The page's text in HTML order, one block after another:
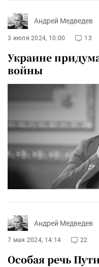
Андрей Медведев
3 июля 2024, 10:00 13
Украине
войны
Андрей Медведев
7 мая 2024, 14:14 22
Особая речь